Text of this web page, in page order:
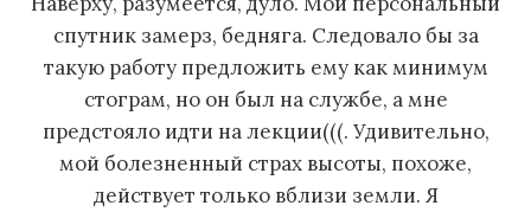
спутник замерз, бедняга. Следовало бы за
такую работу предложить ему как минимум
стограм, но он был на службе, а мне
предстояло идти на лекции(((. Удивительно,
мой болезненный страх высоты, похоже,
действует только вблизи земли. Я